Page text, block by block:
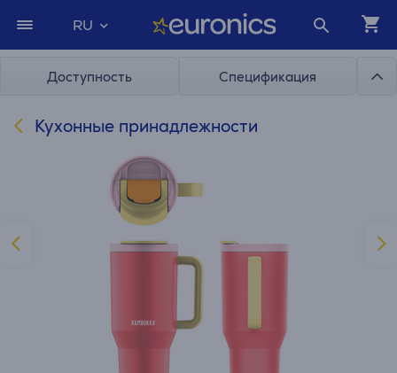
RU
Доступность Спецификация
Кухонные принадлежности